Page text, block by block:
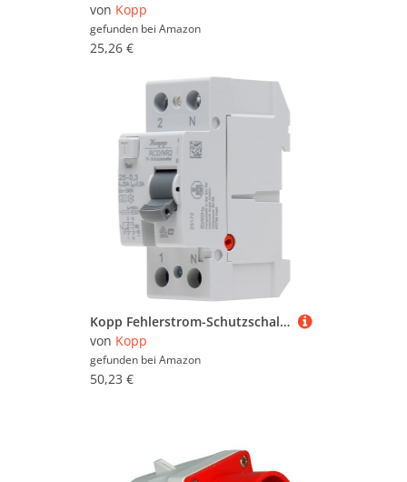
von Kopp
gefunden bei Amazon
25,26 €
Kopp Fehlerstrom-Schutzschalter, RCD, 25 A, 300mA, 2-polig, 752523093
von Kopp
gefunden bei Amazon
50,23 €